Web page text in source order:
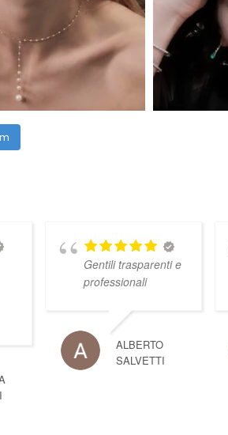
Gentili trasparenti e
professionali
ALBERTO
SALVETTI